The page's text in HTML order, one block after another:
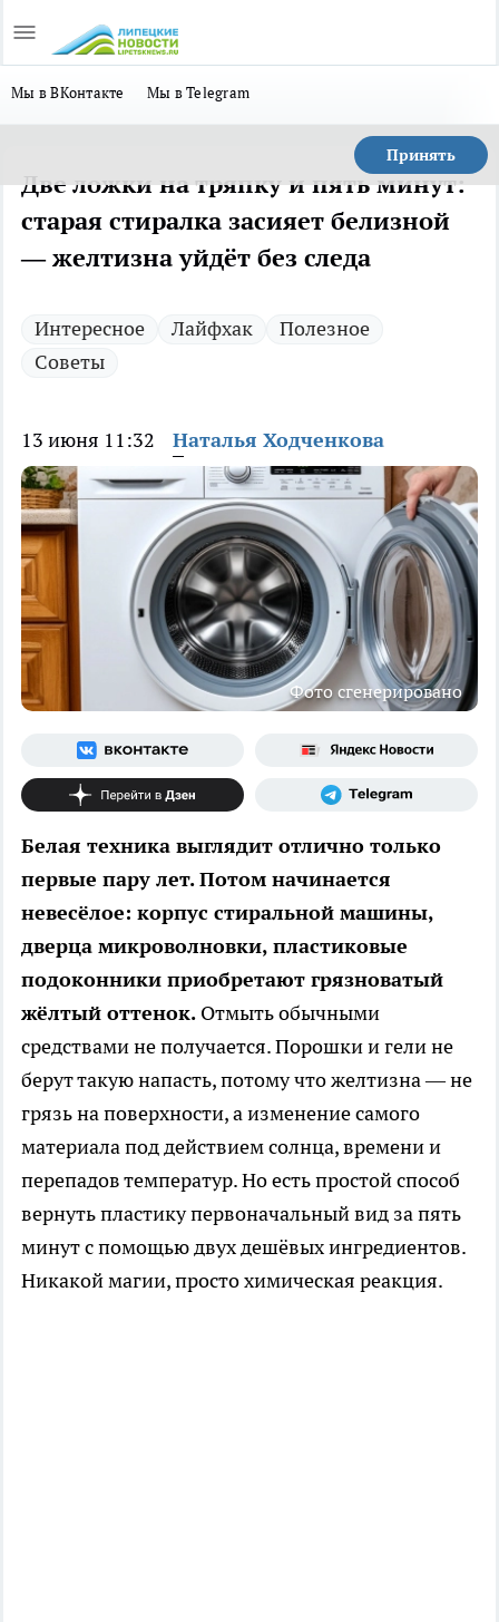
Мы в ВКонтакте Мы в Telegram
Принять
Две ложки на тряпку и пять минут:
старая стиралка засияет белизной
— желтизна уйдёт без следа
Интересное Лайфхак
Полезное
Советы
13 июня 11:32 Наталья Ходченкова
Фото сгенерировано
Белая техника выглядит отлично только
первые пару лет. Потом начинается
невесёлое: корпус стиральной машины,
дверца микроволновки, пластиковые
подоконники приобретают грязноватый
жёлтый оттенок. Отмыть обычными
средствами не получается. Порошки и гели не
берут такую напасть, потому что желтизна — не
грязь на поверхности, а изменение самого
материала под действием солнца, времени и
перепадов температур. Но есть простой способ
вернуть пластику первоначальный вид за пять
минут с помощью двух дешёвых ингредиентов.
Никакой магии, просто химическая реакция.